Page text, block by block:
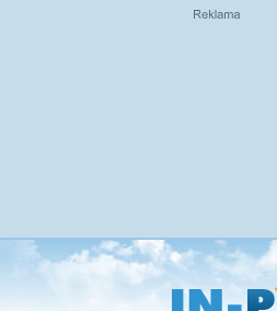
Přejít
na
hlavní
obsah